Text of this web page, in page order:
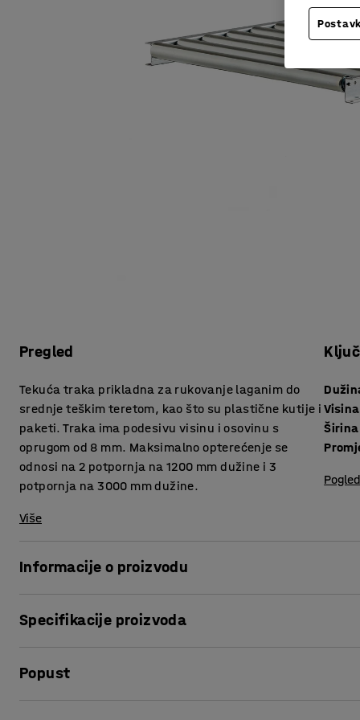
Pregled
Tekuća traka prikladna za rukovanje laganim do
srednje teškim teretom, kao što su plastične kutije i
paketi. Traka ima podesivu visinu i osovinu s
oprugom od 8 mm. Maksimalno opterećenje se
odnosi na 2 potpornja na 1200 mm dužine i 3
potpornja na 3000 mm dužine.
Više
Visina
Širina
Informacije o proizvodu
Specifikacije proizvoda
Visina: 75
Popust